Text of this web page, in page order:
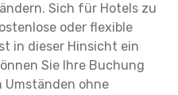
Sich für Hotels zu
oder flexible
in dieser Hinsicht ein
Sie Ihre Buchung
Umständen ohne